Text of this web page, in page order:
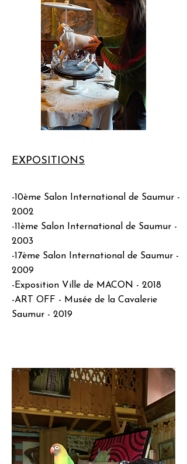
EXPOSITIONS
-10ème Salon International de Saumur -
2002
-11ème Salon International de Saumur -
2003
-17ème Salon International de Saumur -
2009
-Exposition Ville de MACON - 2018
-ART OFF - Musée de la Cavalerie
Saumur - 2019